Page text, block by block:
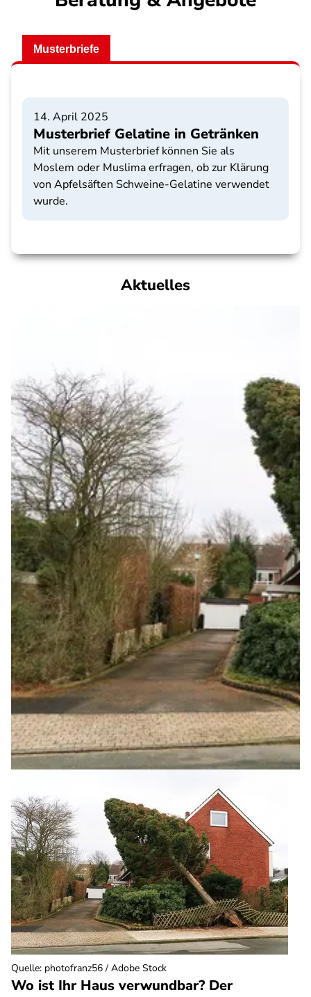
Musterbriefe
14. April 2025
Musterbrief Gelatine in Getränken
Mit unserem Musterbrief können Sie als
Moslem oder Muslima erfragen, ob zur Klärung
von Apfelsäften Schweine-Gelatine verwendet
wurde.
Aktuelles
Wo ist Ihr Haus verwundbar? Der
Quelle: photofranz56 / Adobe Stock